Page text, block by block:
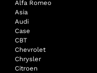
Alfa Romeo
Asia
Audi
Case
CBT
Chevrolet
Chrysler
Citroen